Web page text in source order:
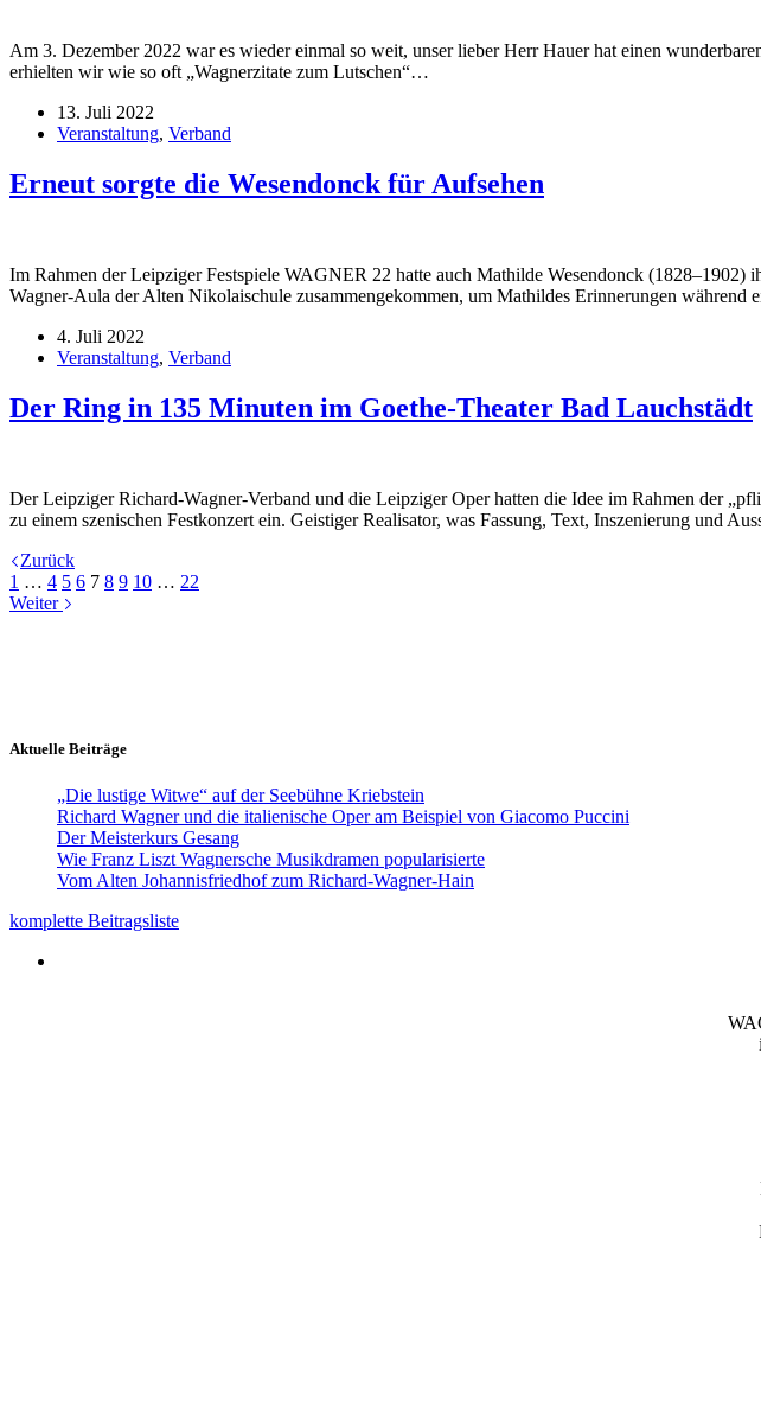
Am 3. Dezember 2022 war es wieder einmal so weit, unser lieber Herr Hauer hat einen
erhielten wir wie so oft „Wagnerzitate zum Lutschen“…
13. Juli 2022
Veranstaltung, Verband
Erneut sorgte die Wesendonck für Aufsehen
Im Rahmen der Leipziger Festspiele WAGNER 22 hatte auch Mathilde Wesendonck
Wagner-Aula der Alten Nikolaischule zusammengekommen, um Mathildes Erinnerungen während
4. Juli 2022
Veranstaltung, Verband
Der Ring in 135 Minuten im Goethe-Theater Bad Lauchstädt
Der Leipziger Richard-Wagner-Verband und die Leipziger Oper hatten die Idee im Rahmen der
zu einem szenischen Festkonzert ein. Geistiger Realisator, was Fassung, Text, Inszenierung und
Zurück
1 … 4 5 6 7 8 9 10 … 22
Weiter
Aktuelle Beiträge
„Die lustige Witwe“ auf der Seebühne Kriebstein
Richard Wagner und die italienische Oper am Beispiel von Giacomo Puccini
Der Meisterkurs Gesang
Wie Franz Liszt Wagnersche Musikdramen popularisierte
Vom Alten Johannisfriedhof zum Richard-Wagner-Hain
komplette Beitragsliste